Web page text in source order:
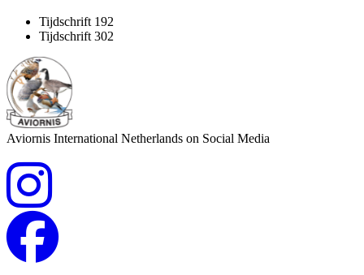
Tijdschrift 192
Tijdschrift 302
Aviornis International Netherlands on Social Media